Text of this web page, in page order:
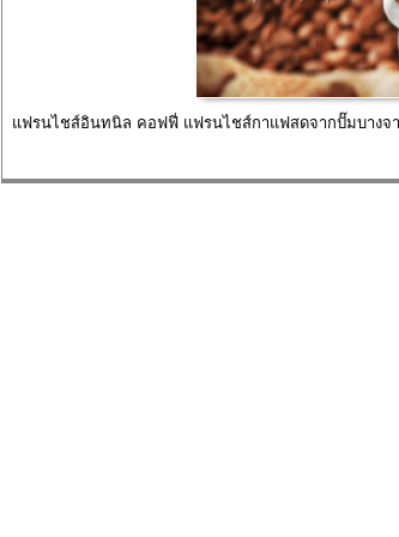
แฟรนไชส์อินทนิล คอฟฟี่ แฟรนไชส์กาแฟสดจากปั๊มบางจ